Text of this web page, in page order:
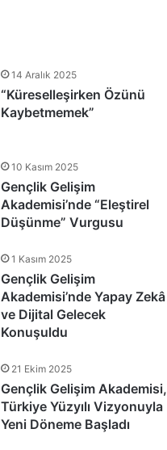
14 Aralık 2025
“Küreselleşirken Özünü
Kaybetmemek”
10 Kasım 2025
Gençlik Gelişim
Akademisi’nde “Eleştirel
Düşünme” Vurgusu
1 Kasım 2025
Gençlik Gelişim
Akademisi’nde Yapay Zekâ
ve Dijital Gelecek
Konuşuldu
21 Ekim 2025
Gençlik Gelişim Akademisi,
Türkiye Yüzyılı Vizyonuyla
Yeni Döneme Başladı